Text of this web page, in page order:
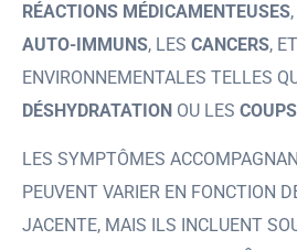
RÉACTIONS MÉDICAMENTEUSES
AUTO-IMMUNS, LES CANCERS,
ENVIRONNEMENTALES TELLES
DÉSHYDRATATION OU LES
LES SYMPTÔMES
PEUVENT VARIER EN FONCTION
JACENTE, MAIS ILS INCLUENT